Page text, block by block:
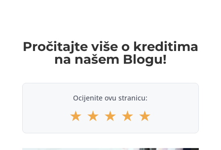
Pročitajte više o kreditima
na našem Blogu!
Ocijenite ovu stranicu:
★ ★ ★ ★ ★